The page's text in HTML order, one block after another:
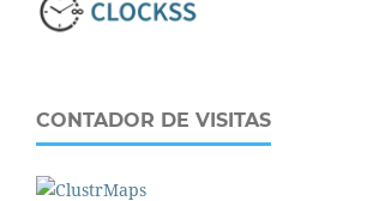
CONTADOR DE VISITAS